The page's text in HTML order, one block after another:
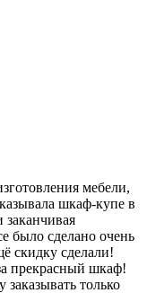
мебели,
шкаф-купе в
заканчивая
было сделано очень
скидку сделали!
прекрасный шкаф!
только